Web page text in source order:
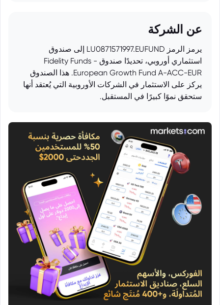
عن الشركة
يرمز الرمز LU0871571997.EUFUND إلى صندوق
استثماري أوروبي، تحديدًا صندوق Fidelity Funds -
European Growth Fund A-ACC-EUR. هذا الصندوق
يركز على الاستثمار في الشركات الأوروبية التي يُعتقد أنها
ستحقق نموًا كبيرًا في المستقبل.